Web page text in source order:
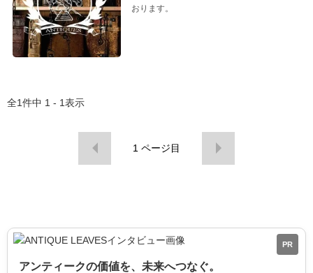
おります。
全1件中 1 - 1表示
1 ページ目
PR
アンティークの価値を、未来へつなぐ。